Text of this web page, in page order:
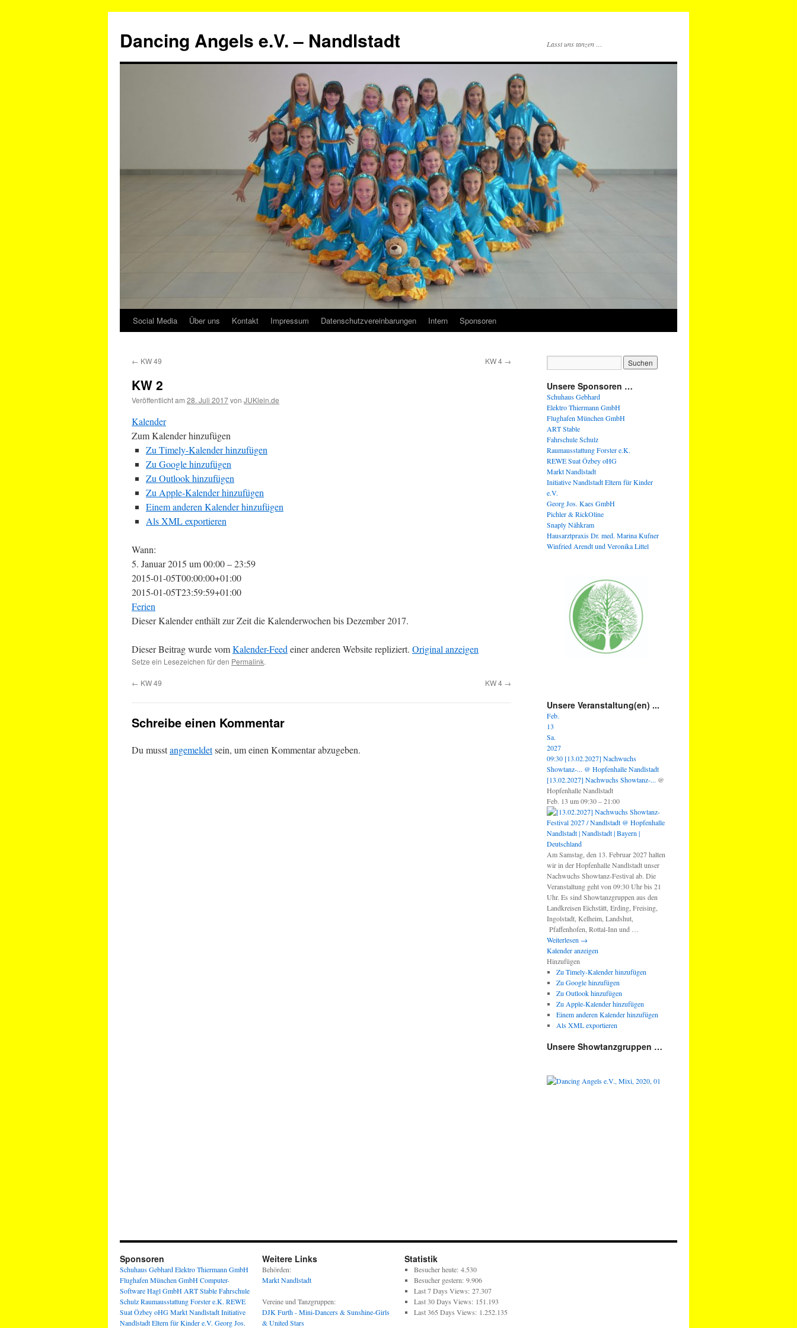
springen
Dancing Angels e.V. – Nandlstadt Lasst uns tanzen …
Social Media Über uns Kontakt Impressum Datenschutzvereinbarungen Intern Sponsoren
← KW 49 KW 4 →
KW 2
Veröffentlicht am 28. Juli 2017von JUKlein.de
Kalender
Zum Kalender hinzufügen
Zu Timely-Kalender hinzufügen
Zu Google hinzufügen
Zu Outlook hinzufügen
Zu Apple-Kalender hinzufügen
Einem anderen Kalender hinzufügen
Als XML exportieren
Wann:
5. Januar 2015 um 00:00 – 23:59
2015-01-05T00:00:00+01:00
2015-01-05T23:59:59+01:00
Ferien
Dieser Kalender enthält zur Zeit die Kalenderwochen bis Dezember 2017.
Dieser Beitrag wurde vomKalender-Feed einer anderen Website repliziert. Original anzeigen
Setze ein Lesezeichen für den Permalink.
← KW 49 KW 4 →
Schreibe einen Kommentar
Du musstangemeldetsein, um einen Kommentar abzugeben.
Unsere Sponsoren …
Schuhaus Gebhard
Elektro Thiermann GmbH
Flughafen München GmbH
ART Stable
Fahrschule Schulz
Raumausstattung Forster e.K.
REWE Suat Özbey oHG
Markt Nandlstadt
Initiative Nandlstadt Eltern für Kinder
e.V.
Georg Jos. Kaes GmbH
Pichler & RickOline
Snaply Nähkram
Hausarztpraxis Dr. med. Marina Kufner
Winfried Arendt und Veronika Littel
Unsere Veranstaltung(en) ...
Feb.
13
Sa.
2027
09:30 [13.02.2027] Nachwuchs
Showtanz-... @ Hopfenhalle Nandlstadt
[13.02.2027] Nachwuchs Showtanz-... @
Hopfenhalle Nandlstadt
Feb. 13 um 09:30 – 21:00
Am Samstag, den 13. Februar 2027 halten
wir in der Hopfenhalle Nandlstadt unser
Nachwuchs Showtanz-Festival ab. Die
Veranstaltung geht von 09:30 Uhr bis 21
Uhr. Es sind Showtanzgruppen aus den
Landkreisen Eichstätt, Erding, Freising,
Ingolstadt, Kelheim, Landshut,
Pfaffenhofen, Rottal-Inn und …
Weiterlesen →
Kalender anzeigen
Hinzufügen
Zu Timely-Kalender hinzufügen
Zu Google hinzufügen
Zu Outlook hinzufügen
Zu Apple-Kalender hinzufügen
Einem anderen Kalender hinzufügen
Als XML exportieren
Unsere Showtanzgruppen …
Sponsoren
Schuhaus GebhardElektro Thiermann GmbH
Flughafen München GmbHComputer-
Software Hagl GmbH ART StableFahrschule
SchulzRaumausstattung Forster e.K. REWE
Suat Özbey oHGMarkt NandlstadtInitiative
Nandlstadt Eltern für Kinder e.V. Georg Jos.
Weitere Links
Behörden:
Markt Nandlstadt
Vereine und Tanzgruppen:
DJK Furth - Mini-Dancers & Sunshine-Girls
& United Stars
Statistik
Besucher heute: 4.530
Besucher gestern: 9.906
Last 7 Days Views: 27.307
Last 30 Days Views: 151.193
Last 365 Days Views: 1.252.135